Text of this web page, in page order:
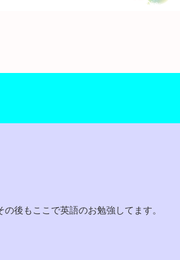
後もここで英語のお勉強してます。